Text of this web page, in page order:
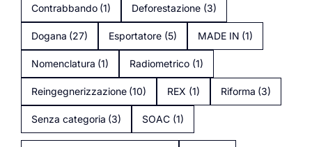
Contrabbando (1) Deforestazione (3)
Dogana (27) Esportatore (5) MADE IN (1)
Nomenclatura (1) Radiometrico (1)
Reingegnerizzazione (10) REX (1) Riforma (3)
Senza categoria (3) SOAC (1)